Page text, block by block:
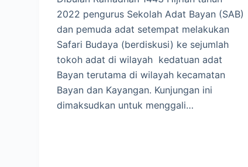
2022 pengurus Sekolah Adat Bayan (SAB)
dan pemuda adat setempat melakukan
Safari Budaya (berdiskusi) ke sejumlah
tokoh adat di wilayah kedatuan adat
Bayan terutama di wilayah kecamatan
Bayan dan Kayangan. Kunjungan ini
dimaksudkan untuk menggali…